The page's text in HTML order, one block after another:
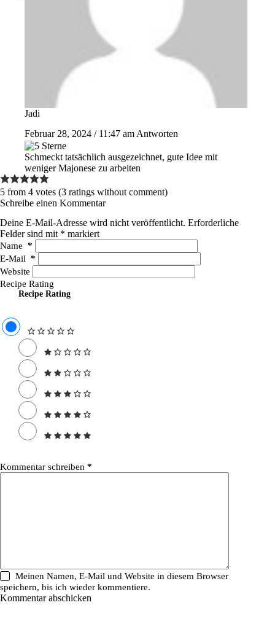
Jadi
Februar 28, 2024 / 11:47 am Antworten
Schmeckt tatsächlich ausgezeichnet, gute Idee mit
weniger Majonese zu arbeiten
5 from 4 votes (3 ratings without comment)
Schreibe einen Kommentar
Deine E-Mail-Adresse wird nicht veröffentlicht. Erforderliche
Felder sind mit * markiert
Name *
E-Mail *
Website
Recipe Rating
Recipe Rating
Kommentar schreiben *
Meinen Namen, E-Mail und Website in diesem Browser
speichern, bis ich wieder kommentiere.
Kommentar abschicken